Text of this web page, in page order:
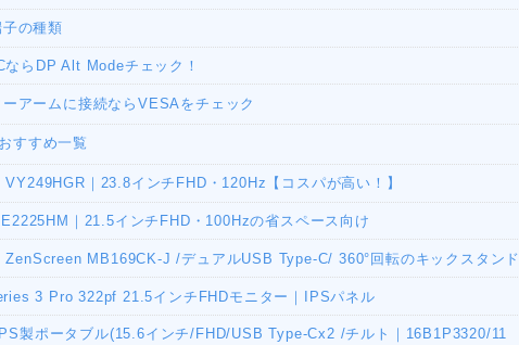
の種類
ならDP Alt Modeチェック！
ーアームに接続ならVESAをチェック
すすめ一覧
｜23.8インチFHD・120Hz【コスパが高い！】
｜21.5インチFHD・100Hzの省スペース向け
ZenScreen MB169CK-J /デュアルUSB Type-C/ 360°回転のキックスタンド
3 Pro 322pf 21.5インチFHDモニター｜IPSパネル
製ポータブル(15.6インチ/FHD/USB Type-Cx2 /チルト｜16B1P3320/11